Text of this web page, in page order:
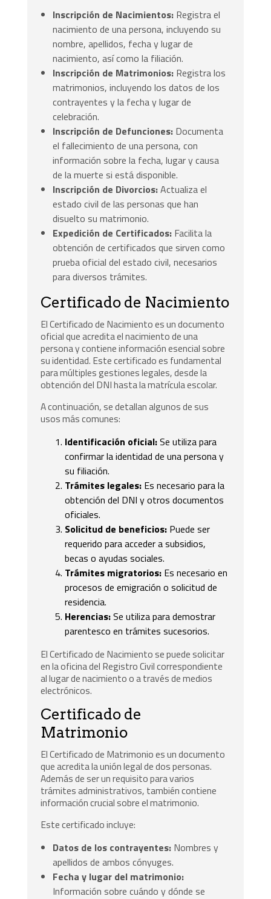
Inscripción de Nacimientos: Registra el
nacimiento de una persona, incluyendo su
nombre, apellidos, fecha y lugar de
nacimiento, así como la filiación.
Inscripción de Matrimonios: Registra los
matrimonios, incluyendo los datos de los
contrayentes y la fecha y lugar de
celebración.
Inscripción de Defunciones: Documenta
el fallecimiento de una persona, con
información sobre la fecha, lugar y causa
de la muerte si está disponible.
Inscripción de Divorcios:Actualiza el
estado civil de las personas que han
disuelto su matrimonio.
Expedición de Certificados: Facilita la
obtención de certificados que sirven como
prueba oficial del estado civil, necesarios
para diversos trámites.
Certificado de Nacimiento
El Certificado de Nacimiento es un documento
oficial que acredita el nacimiento de una
persona y contiene información esencial sobre
su identidad. Este certificado es fundamental
para múltiples gestiones legales, desde la
obtención del DNI hasta la matrícula escolar.
A continuación, se detallan algunos de sus
usos más comunes:
Identificación oficial:Se utiliza para
confirmar la identidad de una persona y
su filiación.
Trámites legales: Es necesario para la
obtención del DNI y otros documentos
oficiales.
Solicitud de beneficios: Puede ser
requerido para acceder a subsidios,
becas o ayudas sociales.
Trámites migratorios: Es necesario en
procesos de emigración o solicitud de
residencia.
Herencias:Se utiliza para demostrar
parentesco en trámites sucesorios.
El Certificado de Nacimiento se puede solicitar
en la oficina del Registro Civil correspondiente
al lugar de nacimiento o a través de medios
electrónicos.
Certificado de
Matrimonio
El Certificado de Matrimonio es un documento
que acredita la unión legal de dos personas.
Además de ser un requisito para varios
trámites administrativos, también contiene
información crucial sobre el matrimonio.
Este certificado incluye:
Datos de los contrayentes: Nombres y
apellidos de ambos cónyuges.
Fecha y lugar del matrimonio:
Información sobre cuándo y dónde se